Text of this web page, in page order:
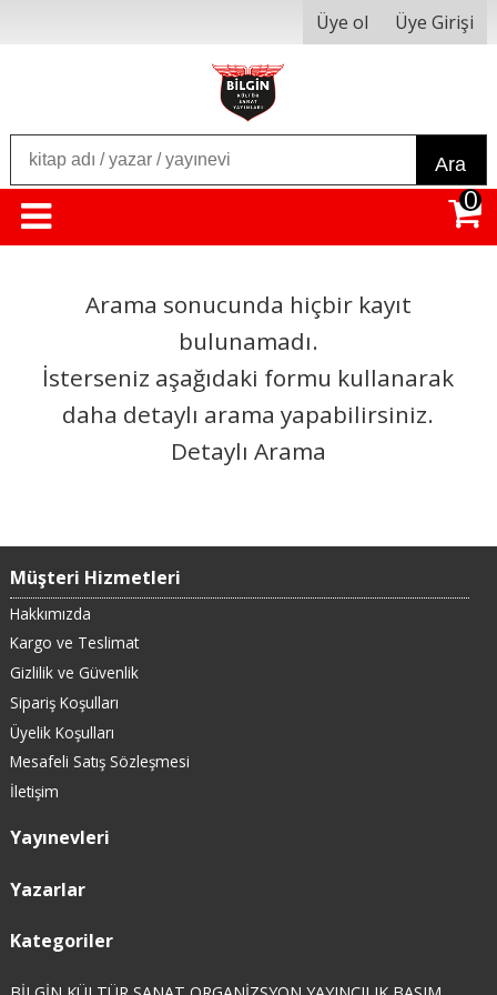
Üye ol Üye Girişi
Ara
0
Arama sonucunda hiçbir kayıt
bulunamadı.
İsterseniz aşağıdaki formu kullanarak
daha detaylı arama yapabilirsiniz.
Detaylı Arama
Müşteri Hizmetleri
Hakkımızda
Kargo ve Teslimat
Gizlilik ve Güvenlik
Sipariş Koşulları
Üyelik Koşulları
Mesafeli Satış Sözleşmesi
İletişim
Yayınevleri
Yazarlar
Kategoriler